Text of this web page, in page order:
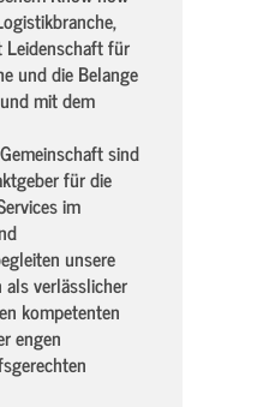
Leidenschaft für
und die Belange
mit dem
sind
für die
im
unsere
verlässlicher
kompetenten
engen